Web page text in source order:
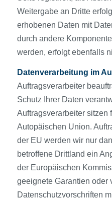
Weitergabe an Dritte
erhobenen Daten mit
durch andere
werden, erfolgt ebenfalls
Datenverarbeitung im
Auftragsverarbeiter
Schutz Ihrer Daten
Auftragsverarbeiter sitzen
Autopäischen Union.
der EU werden wir nur
betroffene Drittland ein
der Europäischen
geeignete Garantien oder
Datenschutzvorschriften